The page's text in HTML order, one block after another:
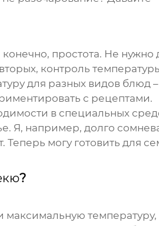
простота. Не нужно
контроль
для разных видов блюд
с рецептами.
в специальных
Я, например, долго
могу готовить для
?